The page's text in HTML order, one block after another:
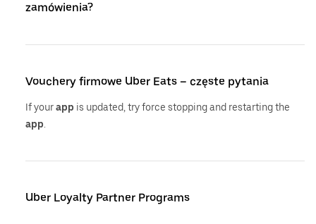
zamówienia?
Vouchery firmowe Uber Eats – częste pytania
If yourapp is updated, try force stopping and restarting the
app
Uber Loyalty Partner Programs